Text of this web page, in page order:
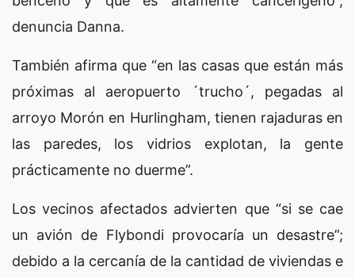
denuncia Danna.
También afirma que “en las casas que están más
próximas al aeropuerto ´trucho´, pegadas al
arroyo Morón en Hurlingham, tienen rajaduras en
las paredes, los vidrios explotan, la gente
prácticamente no duerme”.
Los vecinos afectados advierten que “si se cae
un avión de Flybondi provocaría un desastre”;
debido a la cercanía de la cantidad de viviendas e